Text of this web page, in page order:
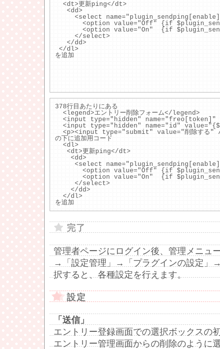
<dt>更新ping</dt>
<dd>
<select
<option value="Off" {if
<option value="On"  {if
</select>
</dd>
</dl>
を追加
378行目あたりにある
<legend>エントリー削除フォーム</legend>
<input type="hidden"
<input type="hidden" name="id"
<p><input type="submit" value="削除する"
の下に追加用コード
<dl>
<dt>更新ping</dt>
<dd>
<select
<option value="Off" {if
<option value="On"  {if
</select>
</dd>
</dl>
を追加
完了
管理者ページにログイン後、管理メニュ
→「設定管理」→「プラグインの設定」
択すると、各種設定を行えます。
設定
「送信」
エントリー登録画面での選択ボックスの
エントリー管理画面からの削除のように